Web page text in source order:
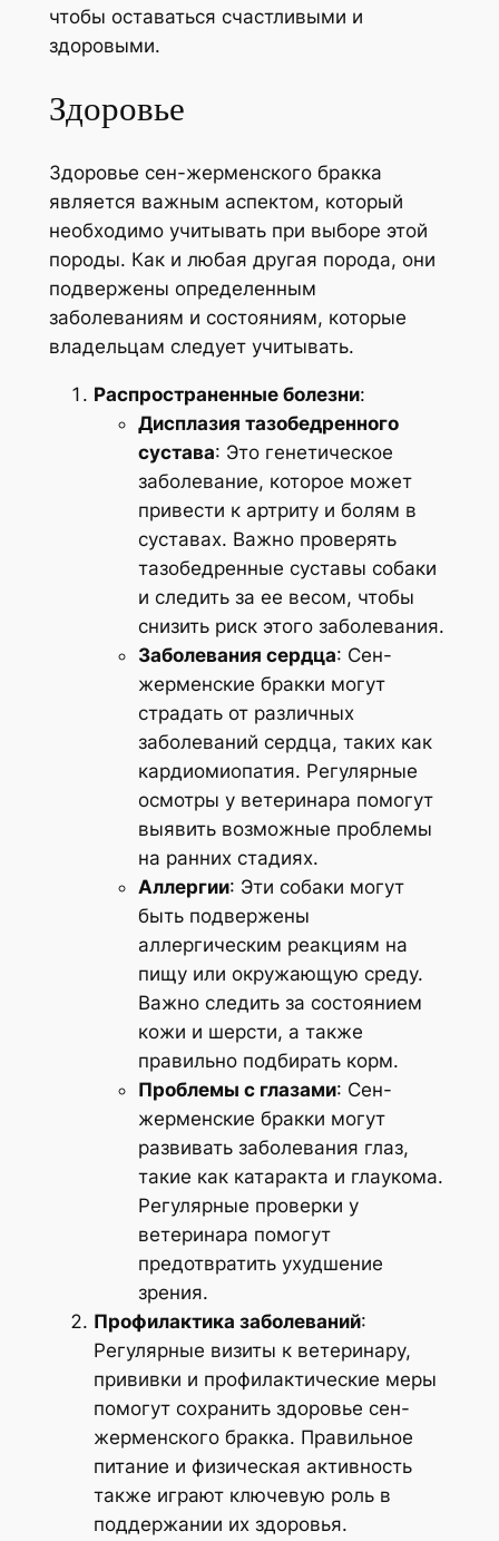
чтобы оставаться счастливыми и
здоровыми.
Здоровье
Здоровье сен-жерменского бракка
является важным аспектом, который
необходимо учитывать при выборе этой
породы. Как и любая другая порода, они
подвержены определенным
заболеваниям и состояниям, которые
владельцам следует учитывать.
Распространенные болезни:
Дисплазия тазобедренного
сустава: Это генетическое
заболевание, которое может
привести к артриту и болям в
суставах. Важно проверять
тазобедренные суставы собаки
и следить за ее весом, чтобы
снизить риск этого заболевания.
Заболевания сердца: Сен-
жерменские бракки могут
страдать от различных
заболеваний сердца, таких как
кардиомиопатия. Регулярные
осмотры у ветеринара помогут
выявить возможные проблемы
на ранних стадиях.
Аллергии: Эти собаки могут
быть подвержены
аллергическим реакциям на
пищу или окружающую среду.
Важно следить за состоянием
кожи и шерсти, а также
правильно подбирать корм.
Проблемы с глазами: Сен-
жерменские бракки могут
развивать заболевания глаз,
такие как катаракта и глаукома.
Регулярные проверки у
ветеринара помогут
предотвратить ухудшение
зрения.
Профилактика заболеваний:
Регулярные визиты к ветеринару,
прививки и профилактические меры
помогут сохранить здоровье сен-
жерменского бракка. Правильное
питание и физическая активность
также играют ключевую роль в
поддержании их здоровья.